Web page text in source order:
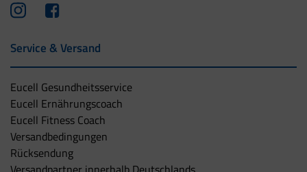
Service & Versand
Eucell Gesundheitsservice
Eucell Ernährungscoach
Eucell Fitness Coach
Versandbedingungen
Rücksendung